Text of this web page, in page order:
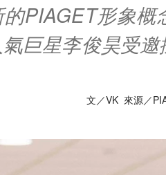
PIAGET形象
巨星李俊昊受邀
文／VK 來源／